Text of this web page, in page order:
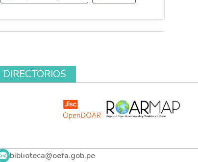
DIRECTORIOS
biblioteca@oefa.gob.pe